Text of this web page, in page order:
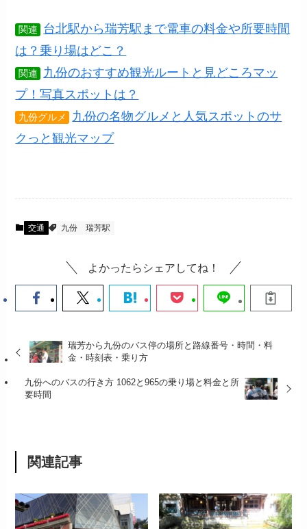
関連
台北駅から瑞芳駅まで電車の料金や所要時間
は？乗り場はどこ？
関連
九份のおすすめ観光ルートと見どころマッ
プ！写真スポットは？
九份グルメ
九份の名物グルメと人気スポットのサ
クっと観光マップ
交通 九份 瑞芳駅
よかったらシェアしてね！
瑞芳から九份のバス停の場所と路線番号・時間・料
金・時刻表・乗り方
九份へのバスの行き方 1062と965の乗り場と料金と所
要時間
関連記事